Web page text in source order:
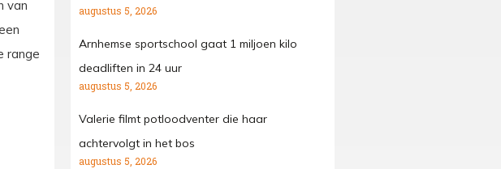
van
range
augustus 5, 2026
Arnhemse sportschool gaat 1 miljoen kilo
deadliften in 24 uur
augustus 5, 2026
Valerie filmt potloodventer die haar
achtervolgt in het bos
augustus 5, 2026